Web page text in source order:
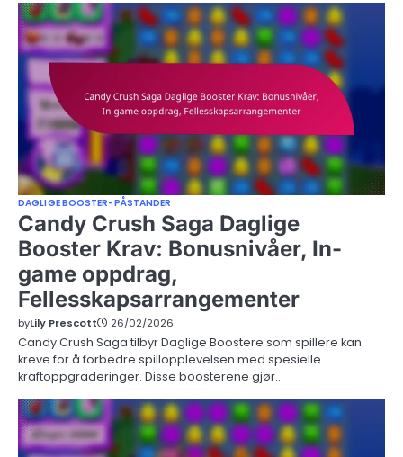
DAGLIGE BOOSTER-PÅSTANDER
Candy Crush Saga Daglige
Booster Krav: Bonusnivåer, In-
game oppdrag,
Fellesskapsarrangementer
byLily Prescott 26/02/2026
Candy Crush Saga tilbyr Daglige Boostere som spillere kan
kreve for å forbedre spillopplevelsen med spesielle
kraftoppgraderinger. Disse boosterene gjør…